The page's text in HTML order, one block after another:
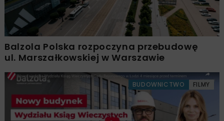
Balzola Polska rozpoczyna przebudowę
ul. Marszałkowskiej w Warszawie
BUDOWNICTWO FILMY